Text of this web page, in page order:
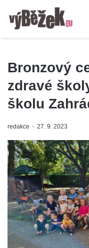
Bronzový
zdravé
školu
redakce 27. 9. 2023